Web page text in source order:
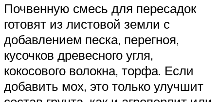
Почвенную смесь для пересадок
готовят из листовой земли с
добавлением песка, перегноя,
кусочков древесного угля,
кокосового волокна, торфа. Если
добавить мох, это только улучшит